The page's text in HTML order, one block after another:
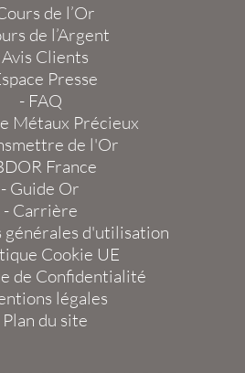
de l’Or
de l’Argent
Avis Clients
Presse
- FAQ
Métaux Précieux
de l'Or
France
- Guide Or
- Carrière
générales d'utilisation
Cookie UE
de Confidentialité
légales
Plan du site